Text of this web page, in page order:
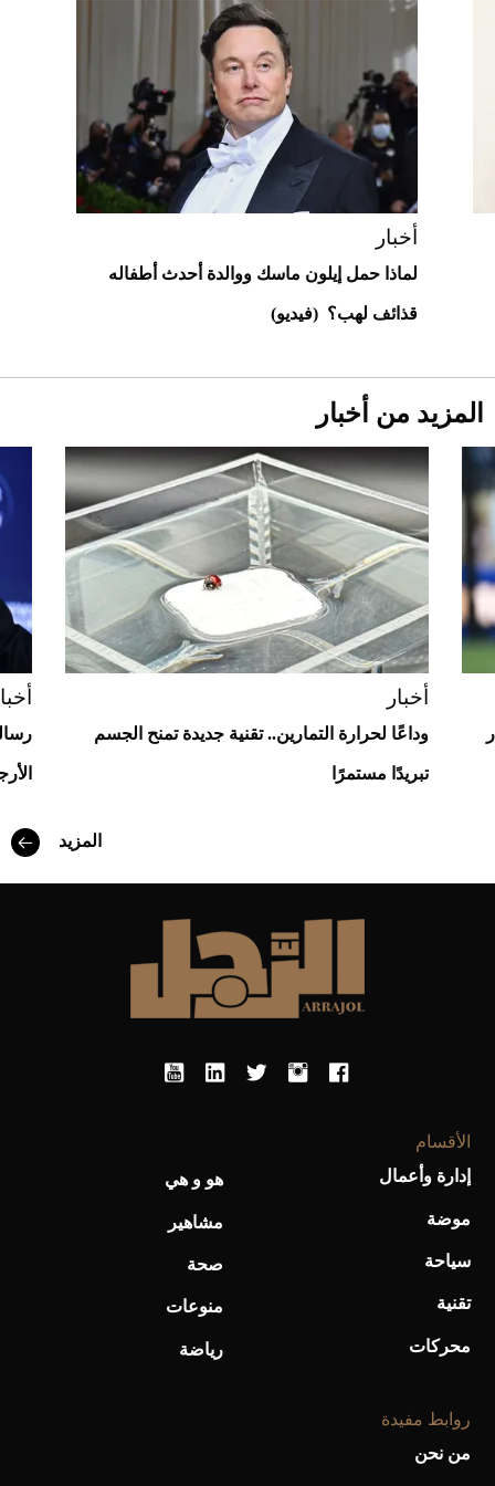
أغلى 10 عطور في العالم للرجال تمنحك فخامة
استثنائية
Aston Martin Valiant: على هوى الأبطال
Comeback" في جدة (فيديو)
2026-07-25
أخبار
لماذا حمل إيلون ماسك ووالدة أحدث أطفاله
قذائف لهب؟ (فيديو)
المزيد من أخبار
أخبار
وداعًا لحرارة التمارين.. تقنية جديدة تمنح الجسم
تبريدًا مستمرًا
المزيد
الأقسام
إدارة وأعمال
موضة
سياحة
تقنية
محركات
هو و هي
مشاهير
صحة
منوعات
رياضة
روابط مفيدة
من نحن